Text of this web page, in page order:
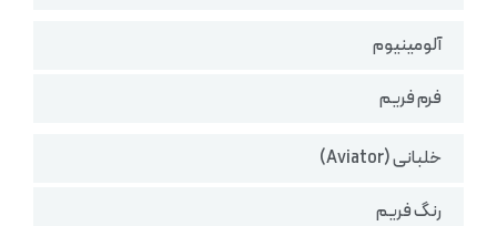
آلومینیوم
فرم فریم
خلبانی (Aviator)
رنگ فریم